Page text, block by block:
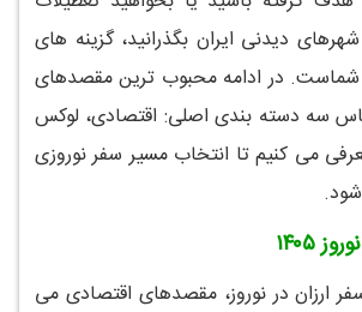
دیدنی ایران بگذرانید، گزینه های
در ادامه محبوب ترین مقصدهای
را بر اساس سه دسته بندی اصلی: اقتصادی، لوکس
می کنیم تا انتخاب مسیر سفر نوروزی
۱۴۰۵
ارزان در نوروز، مقصدهای اقتصادی می